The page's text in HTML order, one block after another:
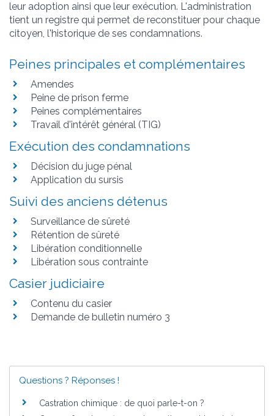
leur adoption ainsi que leur exécution. L'administration
tient un registre qui permet de reconstituer pour chaque
citoyen, l'historique de ses condamnations.
Peines principales et complémentaires
Amendes
Peine de prison ferme
Peines complémentaires
Travail d'intérêt général (TIG)
Exécution des condamnations
Décision du juge pénal
Application du sursis
Suivi des anciens détenus
Surveillance de sûreté
Rétention de sûreté
Libération conditionnelle
Libération sous contrainte
Casier judiciaire
Contenu du casier
Demande de bulletin numéro 3
Questions ? Réponses !
Castration chimique : de quoi parle-t-on ?